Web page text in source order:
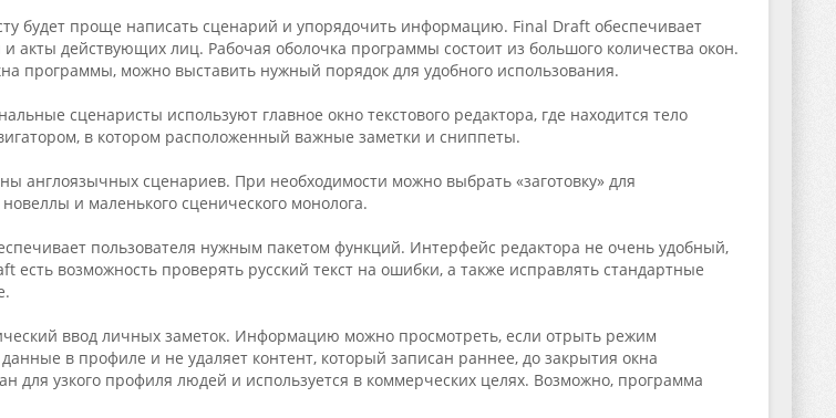
будет проще написать сценарий и упорядочить информацию. Final Draft обеспечивает
акты действующих лиц. Рабочая оболочка программы состоит из большого количества окон.
программы, можно выставить нужный порядок для удобного использования.
сценаристы используют главное окно текстового редактора, где находится тело
в котором расположенный важные заметки и сниппеты.
англоязычных сценариев. При необходимости можно выбрать «заготовку» для
и маленького сценического монолога.
пользователя нужным пакетом функций. Интерфейс редактора не очень удобный,
есть возможность проверять русский текст на ошибки, а также исправлять стандартные
ввод личных заметок. Информацию можно просмотреть, если отрыть режим
в профиле и не удаляет контент, который записан раннее, до закрытия окна
для узкого профиля людей и используется в коммерческих целях. Возможно, программа